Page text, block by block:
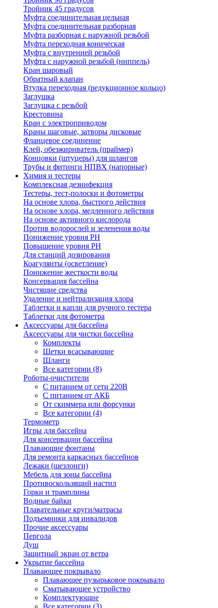
Тройник 45 градусов
Муфта соединительная цельная
Муфта соединительная разборная
Муфта разборная с наружной резьбой
Муфта переходная коническая
Муфта с внутренней резьбой
Муфта с наружной резьбой (ниппель)
Кран шаровый
Обратный клапан
Втулка переходная (редукционное кольцо)
Заглушка
Заглушка с резьбой
Крестовина
Кран с электроприводом
Краны шаговые, затворы дисковые
Фланцевое соединение
Клей, обезжириватель (праймер)
Концовки (штуцеры) для шлангов
Трубы и фитинги НПВХ (напорные)
Химия и тестеры
Комплексная дезинфекция
Тестеры, тест-полоски и фотометры
На основе хлора, быстрого действия
На основе хлора, медленного действия
На основе активного кислорода
Против водорослей и зеленения воды
Понижение уровня РН
Повышение уровня РН
Для станций дозирования
Коагулянты (осветление)
Понижение жесткости воды
Консервация бассейна
Чистящие средства
Удаление и нейтрализация хлора
Таблетки и капли для ручного тестера
Таблетки для фотометра
Аксессуары для бассейна
Аксессуары для чистки бассейна
Комплекты
Щетки всасывающие
Шланги
Все категории (8)
Роботы-очистители
С питанием от сети 220В
С питанием от АКБ
От скиммера или форсунки
Все категории (4)
Термометр
Игры для бассейна
Для консервации бассейна
Плавающие фонтаны
Для ремонта каркасных бассейнов
Лежаки (шезлонги)
Мебель для зоны бассейна
Противоскользящий настил
Горки и трамплины
Водные байки
Плавательные круги/матрасы
Подъемники для инвалидов
Прочие аксессуары
Пергола
Душ
Защитный экран от ветра
Укрытие бассейна
Плавающее покрывало
Плавающее пузырьковое покрывало
Сматывающее устройство
Комплектующие
Все категории (3)